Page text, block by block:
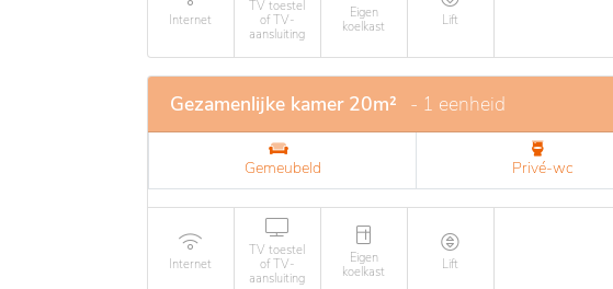
Internet
TV toestel
of TV-
aansluiting
Eigen
koelkast
Lift
Gezamenlijke kamer 20m² - 1 eenheid
Gemeubeld Privé-wc
Internet
TV toestel
of TV-
aansluiting
Eigen
koelkast
Lift